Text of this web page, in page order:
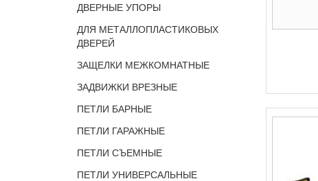
ДВЕРНЫЕ УПОРЫ
ДЛЯ МЕТАЛЛОПЛАСТИКОВЫХ
ДВЕРЕЙ
ЗАЩЕЛКИ МЕЖКОМНАТНЫЕ
ЗАДВИЖКИ ВРЕЗНЫЕ
ПЕТЛИ БАРНЫЕ
ПЕТЛИ ГАРАЖНЫЕ
ПЕТЛИ СЪЕМНЫЕ
ПЕТЛИ УНИВЕРСАЛЬНЫЕ